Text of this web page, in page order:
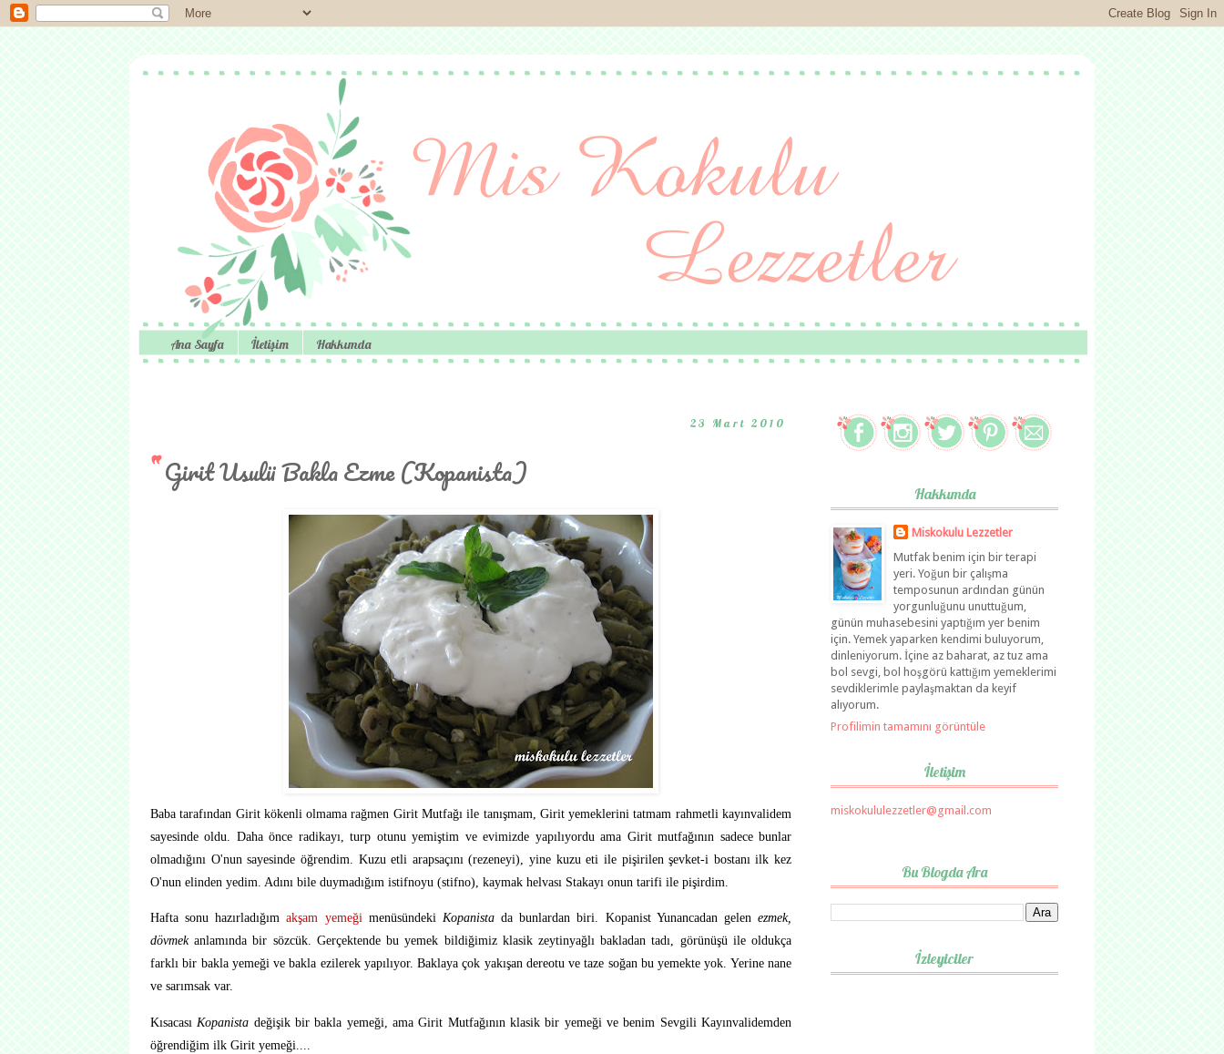
Ana Sayfa İletişim Hakkımda
23 Mart 2010
Girit Usulü Bakla Ezme (Kopanista)
Baba tarafından Girit kökenli olmama rağmen Girit Mutfağı ile tanışmam, Girit yemeklerini tatmam rahmetli kayınvalidem
sayesinde oldu. Daha önce radikayı, turp otunu yemiştim ve evimizde yapılıyordu ama Girit mutfağının sadece bunlar
olmadığını O'nun sayesinde öğrendim. Kuzu etli arapsaçını (rezeneyi), yine kuzu eti ile pişirilen şevket-i bostanı ilk kez
O'nun elinden yedim. Adını bile duymadığım istifnoyu (stifno), kaymak helvası Stakayı onun tarifi ile pişirdim.
Hafta sonu hazırladığımakşam yemeği menüsündeki Kopanistada bunlardan biri. Kopanist Yunancadan gelenezmek,
dövmekanlamında bir sözcük. Gerçektende bu yemek bildiğimiz klasik zeytinyağlı bakladan tadı, görünüşü ile oldukça
farklı bir bakla yemeği ve bakla ezilerek yapılıyor. Baklaya çok yakışan dereotu ve taze soğan bu yemekte yok. Yerine nane
ve sarımsak var.
Kısacası Kopanista değişik bir bakla yemeği, ama Girit Mutfağının klasik bir yemeği ve benim Sevgili Kayınvalidemden
öğrendiğim ilk Girit yemeği....
Hakkımda
Miskokulu Lezzetler
Mutfak benim için bir terapi
yeri. Yoğun bir çalışma
temposunun ardından günün
yorgunluğunu unuttuğum,
günün muhasebesini yaptığım yer benim
için. Yemek yaparken kendimi buluyorum,
dinleniyorum. İçine az baharat, az tuz ama
bol sevgi, bol hoşgörü kattığım yemeklerimi
sevdiklerimle paylaşmaktan da keyif
alıyorum.
Profilimin tamamını görüntüle
İletişim
miskokululezzetler@gmail.com
Bu Blogda Ara
İzleyiciler